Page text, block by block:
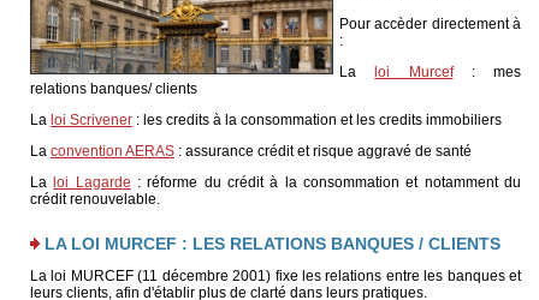
Pour accèder directement à
:
La
loi Murcef: mes
relations banques/ clients
La loi Scrivener : les credits à la consommation et les credits immobiliers
La convention AERAS : assurance crédit et risque aggravé de santé
La loi Lagarde : réforme du crédit à la consommation et notamment du
crédit renouvelable.
LA LOI MURCEF : LES RELATIONS BANQUES / CLIENTS
La loi MURCEF (11 décembre 2001) fixe les relations entre les banques et
leurs clients, afin d'établir plus de clarté dans leurs pratiques.